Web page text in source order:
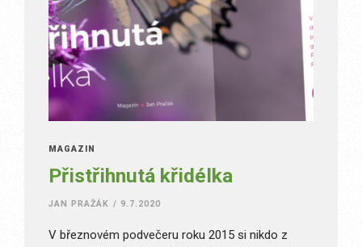
MAGAZÍN
Přistřihnutá křidélka
JAN PRAŽÁK / 9.7.2020
V březnovém podvečeru roku 2015 si nikdo z